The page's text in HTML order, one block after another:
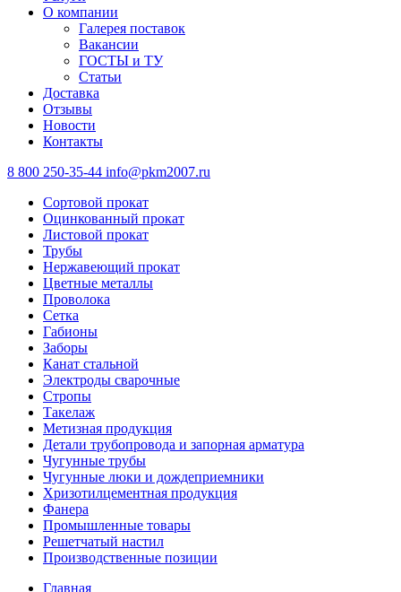
О компании
Галерея поставок
Вакансии
ГОСТЫ и ТУ
Статьи
Доставка
Отзывы
Новости
Контакты
8 800 250-35-44 info@pkm2007.ru
Сортовой прокат
Оцинкованный прокат
Листовой прокат
Трубы
Нержавеющий прокат
Цветные металлы
Проволока
Сетка
Габионы
Заборы
Канат стальной
Электроды сварочные
Стропы
Такелаж
Метизная продукция
Детали трубопровода и запорная арматура
Чугунные трубы
Чугунные люки и дождеприемники
Хризотилцементная продукция
Фанера
Промышленные товары
Решетчатый настил
Производственные позиции
Главная